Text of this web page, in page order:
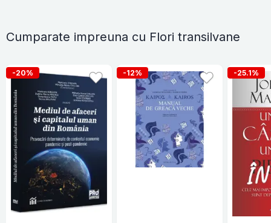
Cumparate impreuna cu Flori transilvane
-20% -12% -25.1%